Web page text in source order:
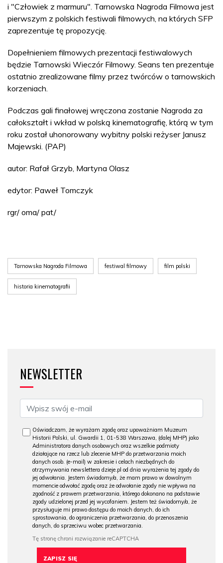
i "Człowiek z marmuru". Tarnowska Nagroda Filmowa jest
pierwszym z polskich festiwali filmowych, na których SFP
zaprezentuje tę propozycję.
Dopełnieniem filmowych prezentacji festiwalowych
będzie Tarnowski Wieczór Filmowy. Seans ten prezentuje
ostatnio zrealizowane filmy przez twórców o tarnowskich
korzeniach.
Podczas gali finałowej wręczona zostanie Nagroda za
całokształt i wkład w polską kinematografię, którą w tym
roku został uhonorowany wybitny polski reżyser Janusz
Majewski. (PAP)
autor: Rafał Grzyb, Martyna Olasz
edytor: Paweł Tomczyk
rgr/ oma/ pat/
Tarnowska Nagroda Filmowa festiwal filmowy film polski
historia kinematografii
NEWSLETTER
Oświadczam, że wyrażam zgodę oraz upoważniam Muzeum
Historii Polski, ul. Gwardii 1, 01-538 Warszawa, (dalej MHP) jako
Administratora danych osobowych oraz wszelkie podmioty
działające na rzecz lub zlecenie MHP do przetwarzania moich
danych osob. (e-mail) w zakresie i celach niezbędnych do
otrzymywania newslettera dzieje.pl od dnia wyrażenia tej zgody do
jej odwołania. Jestem świadomy/a, że mam prawo w dowolnym
momencie odwołać zgodę oraz że odwołanie zgody nie wpływa na
zgodność z prawem przetwarzania, którego dokonano na podstawie
zgody udzielonej przed jej wycofaniem. Jestem też świadomy/a, że
przysługuje mi prawo dostępu do moich danych, do ich
sprostowania, do ograniczenia przetwarzania, do przenoszenia
danych, do sprzeciwu wobec przetwarzania.